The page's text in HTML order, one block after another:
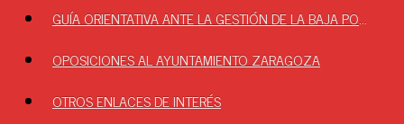
GUÍA ORIENTATIVA ANTE LA GESTIÓN DE LA BAJA POR LA MAZ
OPOSICIONES AL AYUNTAMIENTO ZARAGOZA
OTROS ENLACES DE INTERÉS